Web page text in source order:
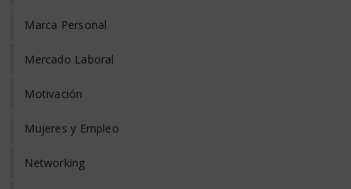
Marca Personal
Mercado Laboral
Motivación
Mujeres y Empleo
Networking